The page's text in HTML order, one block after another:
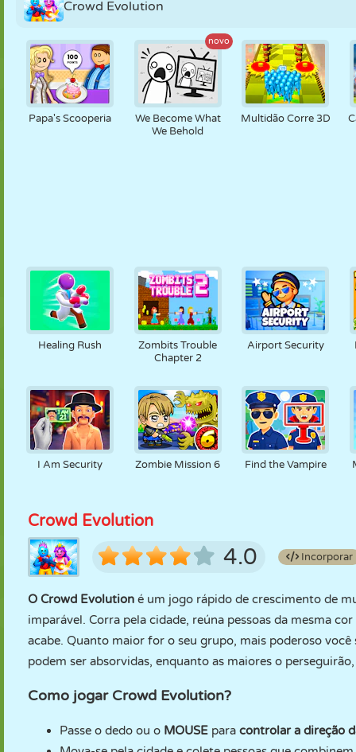
Crowd Evolution
Papa's Scooperia
novo
We Become What
We Behold
Multidão Corre 3D
Healing Rush
Zombits Trouble
Chapter 2
Airport Security
I Am Security Zombie Mission 6 Find the Vampire
Crowd Evolution
4.0 Incorporar
O Crowd Evolution é um jogo rápido de crescimento de
imparável. Corra pela cidade, reúna pessoas da mesma
acabe. Quanto maior for o seu grupo, mais poderoso
podem ser absorvidas, enquanto as maiores o
Como jogar Crowd Evolution?
Passe o dedo ou o MOUSE para controlar a direção